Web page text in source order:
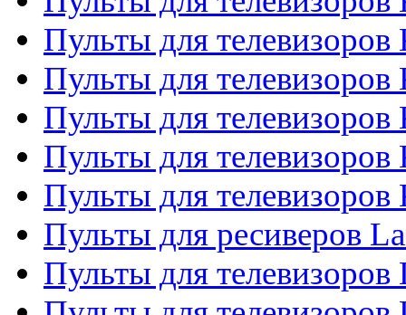
Пульты для телевизоров
Пульты для телевизоров
Пульты для телевизоров
Пульты для
Пульты для
Пульты для ресиверов
Пульты для телевизоров